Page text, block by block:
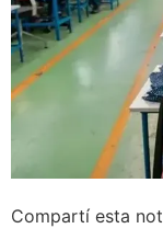
Compartí esta